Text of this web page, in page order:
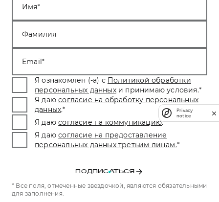
Имя
Фамилия
Email
Я ознакомлен (-а) с Политикой обработки
персональных данных и принимаю условия.*
Я даю согласие на обработку персональных
данных.*
Я даю согласие на коммуникацию.*
Я даю согласие на предоставление
персональных данных третьим лицам.*
ПОДПИСАТЬСЯ
* Все поля, отмеченные звездочкой, являются обязательными
для заполнения.
Privacy
notice